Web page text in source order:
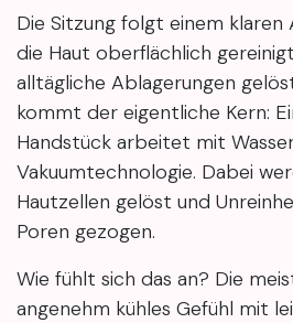
Die Sitzung folgt einem klaren
die Haut oberflächlich
alltägliche Ablagerungen
kommt der eigentliche Kern:
Handstück arbeitet mit
Vakuumtechnologie. Dabei
Hautzellen gelöst und
Poren gezogen.
Wie fühlt sich das an? Die
angenehm kühles Gefühl mit